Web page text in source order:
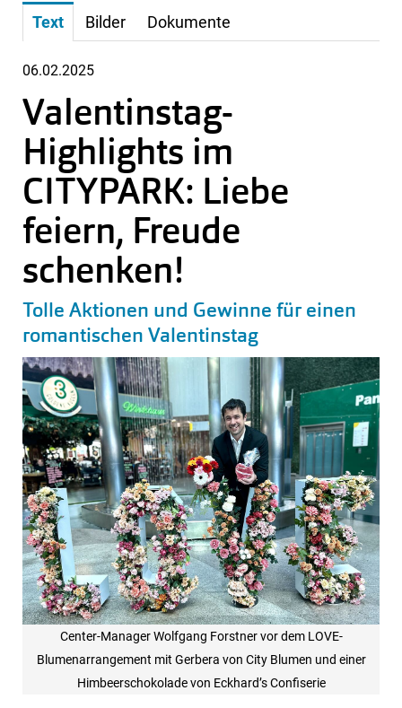
Text Bilder Dokumente
06.02.2025
Valentinstag-
Highlights im
CITYPARK: Liebe
feiern, Freude
schenken!
Tolle Aktionen und Gewinne für einen
romantischen Valentinstag
Center-Manager Wolfgang Forstner vor dem LOVE-
Blumenarrangement mit Gerbera von City Blumen und einer
Himbeerschokolade von Eckhard’s Confiserie